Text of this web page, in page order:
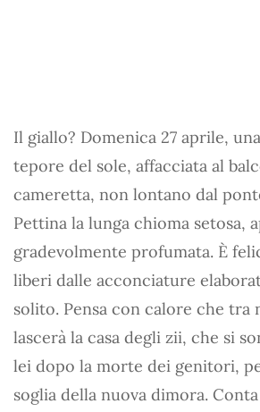
Il giallo? Domenica 27 aprile,
tepore del sole, affacciata al
cameretta, non lontano dal
Pettina la lunga chioma setosa,
gradevolmente profumata. È
liberi dalle acconciature
solito. Pensa con calore che tra
lascerà la casa degli zii, che si
lei dopo la morte dei genitori,
soglia della nuova dimora.